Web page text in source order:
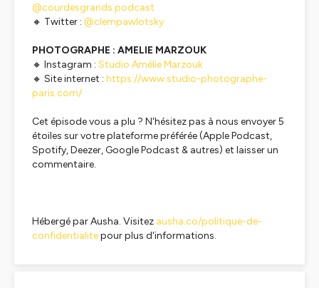
@courdesgrands.podcast
🔸 Twitter : @clempawlotsky
PHOTOGRAPHE : AMELIE MARZOUK
🔸 Instagram : Studio Amélie Marzouk
🔸 Site internet : https://www.studio-photographe-
paris.com/
Cet épisode vous a plu ? N'hésitez pas à nous envoyer 5
étoiles sur votre plateforme préférée (Apple Podcast,
Spotify, Deezer, Google Podcast & autres) et laisser un
commentaire.
Hébergé par Ausha. Visitez ausha.co/politique-de-
confidentialitepour plus d'informations.